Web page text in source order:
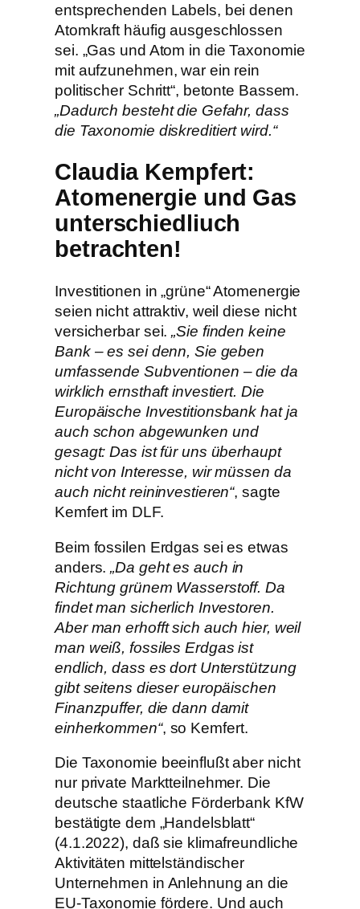
entsprechenden Labels, bei denen
Atomkraft häufig ausgeschlossen
sei. „Gas und Atom in die Taxonomie
mit aufzunehmen, war ein rein
politischer Schritt“, betonte Bassem.
„Dadurch besteht die Gefahr, dass
die Taxonomie diskreditiert wird.“
Claudia Kempfert:
Atomenergie und Gas
unterschiedliuch
betrachten!
Investitionen in „grüne“ Atomenergie
seien nicht attraktiv, weil diese nicht
versicherbar sei.„Sie finden keine
Bank – es sei denn, Sie geben
umfassende Subventionen – die da
wirklich ernsthaft investiert. Die
Europäische Investitionsbank hat ja
auch schon abgewunken und
gesagt: Das ist für uns überhaupt
nicht von Interesse, wir müssen da
auch nicht reininvestieren“, sagte
Kemfert im DLF.
Beim fossilen Erdgas sei es etwas
anders.„Da geht es auch in
Richtung grünem Wasserstoff. Da
findet man sicherlich Investoren.
Aber man erhofft sich auch hier, weil
man weiß, fossiles Erdgas ist
endlich, dass es dort Unterstützung
gibt seitens dieser europäischen
Finanzpuffer, die dann damit
einherkommen“, so Kemfert.
Die Taxonomie beeinflußt aber nicht
nur private Marktteilnehmer. Die
deutsche staatliche Förderbank KfW
bestätigte dem „Handelsblatt“
(4.1.2022), daß sie klimafreundliche
Aktivitäten mittelständischer
Unternehmen in Anlehnung an die
EU-Taxonomie fördere. Und auch